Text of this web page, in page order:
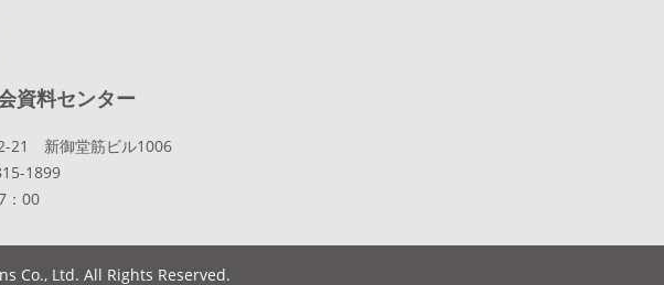
資料センター
21 新御堂筋ビル1006
1899
：00
Co., Ltd. All Rights Reserved.